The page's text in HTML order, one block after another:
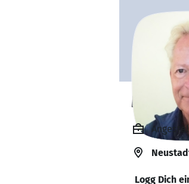
Logg Dich